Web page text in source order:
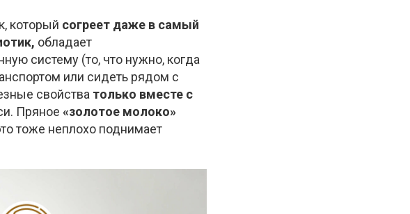
который согреет даже в самый
обладает
систему (то, что нужно, когда
или сидеть рядом с
свойства только вместе с
Пряное «золотое молоко»
тоже неплохо поднимает